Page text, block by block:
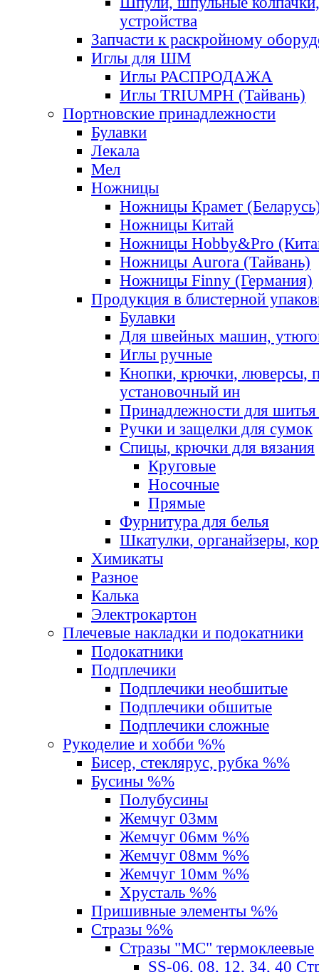
устройства
Запчасти к раскройному
Иглы для ШМ
Иглы РАСПРОДАЖА
Иглы TRIUMPH (Тайвань)
Портновские принадлежности
Булавки
Лекала
Мел
Ножницы
Ножницы Крамет
Ножницы Китай
Ножницы Hobby&Pro
Ножницы Aurora (Тайвань)
Ножницы Finny (Германия)
Продукция в блистерной
Булавки
Для швейных машин,
Иглы ручные
Кнопки, крючки, люверсы,
установочный ин
Принадлежности для шитья
Ручки и защелки для сумок
Спицы, крючки для вязания
Круговые
Носочные
Прямые
Фурнитура для белья
Шкатулки, органайзеры,
Химикаты
Разное
Калька
Электрокартон
Плечевые накладки и подокатники
Подокатники
Подплечики
Подплечики необшитые
Подплечики обшитые
Подплечики сложные
Рукоделие и хобби %%
Бисер, стеклярус, рубка %%
Бусины %%
Полубусины
Жемчуг 03мм
Жемчуг 06мм %%
Жемчуг 08мм %%
Жемчуг 10мм %%
Хрусталь %%
Пришивные элементы %%
Стразы %%
Стразы "MС" термоклеевые
SS-06, 08, 12, 34, 40